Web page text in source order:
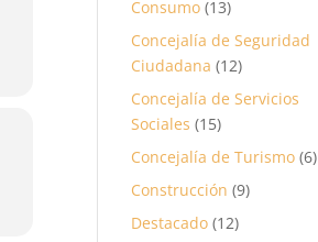
Consumo (13)
Concejalía de Seguridad
Ciudadana (12)
Concejalía de Servicios
Sociales (15)
Concejalía de Turismo (6)
Construcción (9)
Destacado (12)